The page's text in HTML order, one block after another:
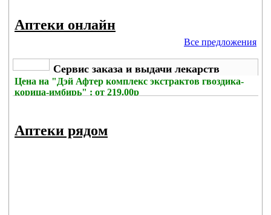
Аптеки онлайн
Все предложения
Сервис заказа и выдачи лекарств
Цена на "Дэй Афтер комплекс экстрактов гвоздика-
корица-имбирь" : от 219.00р
Аптеки рядом